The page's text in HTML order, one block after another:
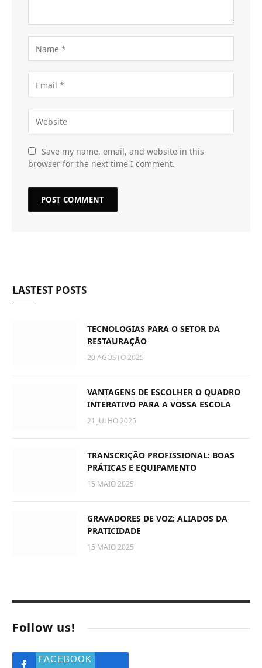
Save my name, email, and website in this
browser for the next time I comment.
LASTEST POSTS
TECNOLOGIAS PARA O SETOR DA
RESTAURAÇÃO
20 AGOSTO 2025
VANTAGENS DE ESCOLHER O QUADRO
INTERATIVO PARA A VOSSA ESCOLA
21 JULHO 2025
TRANSCRIÇÃO PROFISSIONAL: BOAS
PRÁTICAS E EQUIPAMENTO
15 MAIO 2025
GRAVADORES DE VOZ: ALIADOS DA
PRATICIDADE
15 MAIO 2025
Follow us!
FACEBOOK